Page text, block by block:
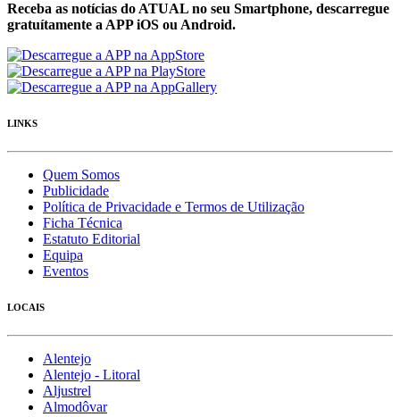
Receba as notícias do ATUAL no seu Smartphone, descarregue
gratuítamente a APP iOS ou Android.
LINKS
Quem Somos
Publicidade
Política de Privacidade e Termos de Utilização
Ficha Técnica
Estatuto Editorial
Equipa
Eventos
LOCAIS
Alentejo
Alentejo - Litoral
Aljustrel
Almodôvar